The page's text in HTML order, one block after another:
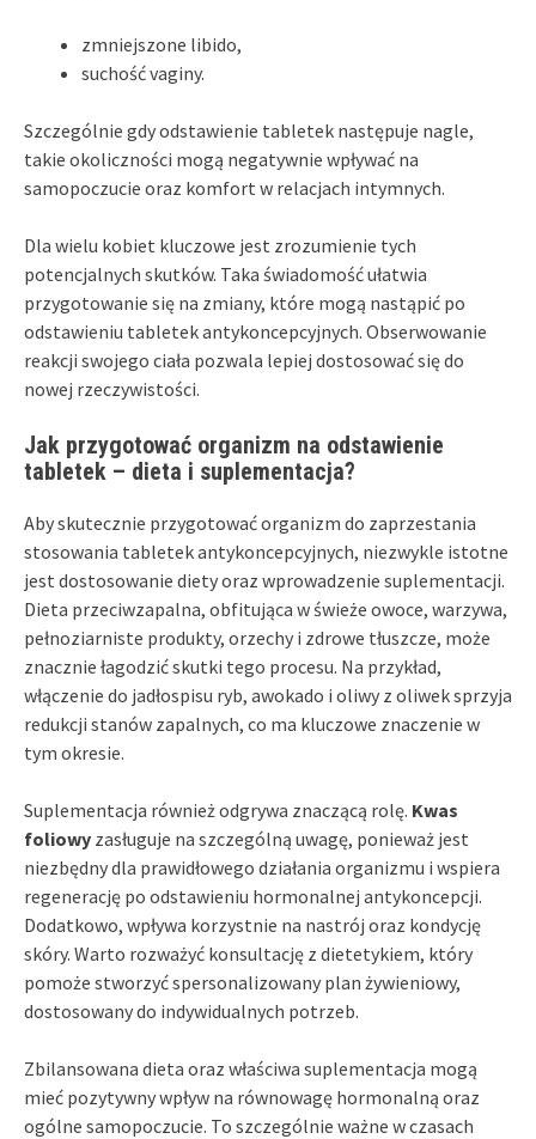
zmniejszone libido,
suchość vaginy.
Szczególnie gdy odstawienie tabletek następuje nagle,
takie okoliczności mogą negatywnie wpływać na
samopoczucie oraz komfort w relacjach intymnych.
Dla wielu kobiet kluczowe jest zrozumienie tych
potencjalnych skutków. Taka świadomość ułatwia
przygotowanie się na zmiany, które mogą nastąpić po
odstawieniu tabletek antykoncepcyjnych. Obserwowanie
reakcji swojego ciała pozwala lepiej dostosować się do
nowej rzeczywistości.
Jak przygotować organizm na odstawienie
tabletek – dieta i suplementacja?
Aby skutecznie przygotować organizm do zaprzestania
stosowania tabletek antykoncepcyjnych, niezwykle istotne
jest dostosowanie diety oraz wprowadzenie suplementacji.
Dieta przeciwzapalna, obfitująca w świeże owoce, warzywa,
pełnoziarniste produkty, orzechy i zdrowe tłuszcze, może
znacznie łagodzić skutki tego procesu. Na przykład,
włączenie do jadłospisu ryb, awokado i oliwy z oliwek sprzyja
redukcji stanów zapalnych, co ma kluczowe znaczenie w
tym okresie.
Suplementacja również odgrywa znaczącą rolę. Kwas
foliowy zasługuje na szczególną uwagę, ponieważ jest
niezbędny dla prawidłowego działania organizmu i wspiera
regenerację po odstawieniu hormonalnej antykoncepcji.
Dodatkowo, wpływa korzystnie na nastrój oraz kondycję
skóry. Warto rozważyć konsultację z dietetykiem, który
pomoże stworzyć spersonalizowany plan żywieniowy,
dostosowany do indywidualnych potrzeb.
Zbilansowana dieta oraz właściwa suplementacja mogą
mieć pozytywny wpływ na równowagę hormonalną oraz
ogólne samopoczucie. To szczególnie ważne w czasach